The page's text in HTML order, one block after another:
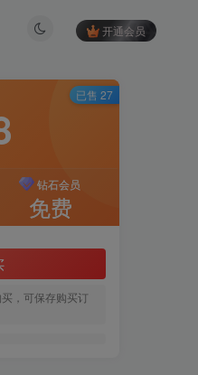
开通会员
钻石会员
免费
，可保存购买订
已售 27